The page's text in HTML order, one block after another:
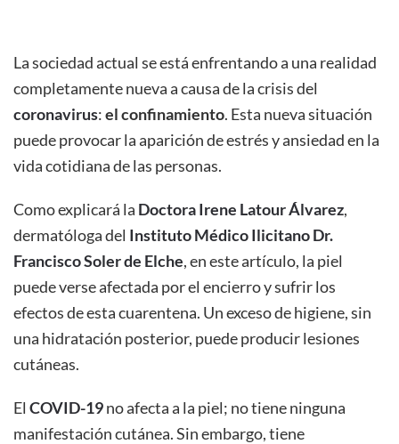
La sociedad actual se está enfrentando a una realidad
completamente nueva a causa de la crisis del
coronavirus:el confinamiento. Esta nueva situación
puede provocar la aparición de estrés y ansiedad en la
vida cotidiana de las personas.
Como explicará la Doctora Irene Latour Álvarez,
dermatóloga del Instituto Médico Ilicitano Dr.
Francisco Soler de Elche, en este artículo, la piel
puede verse afectada por el encierro y sufrir los
efectos de esta cuarentena. Un exceso de higiene, sin
una hidratación posterior, puede producir lesiones
cutáneas.
El COVID-19no afecta a la piel; no tiene ninguna
manifestación cutánea. Sin embargo, tiene